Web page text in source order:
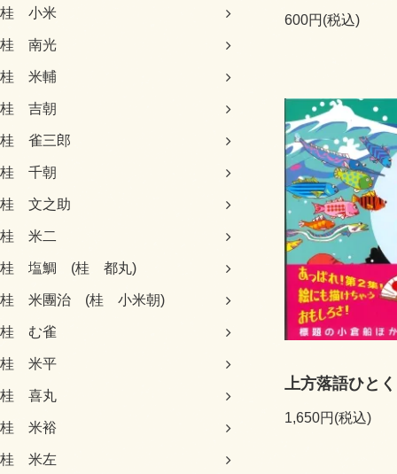
桂 小米
桂 南光
桂 米輔
桂 吉朝
桂 雀三郎
桂 千朝
桂 文之助
桂 米二
桂 塩鯛 (桂 都丸)
桂 米團治 (桂 小米朝)
桂 む雀
桂 米平
桂 喜丸
桂 米裕
桂 米左
600円(税込)
上方落語ひと
1,650円(税込)